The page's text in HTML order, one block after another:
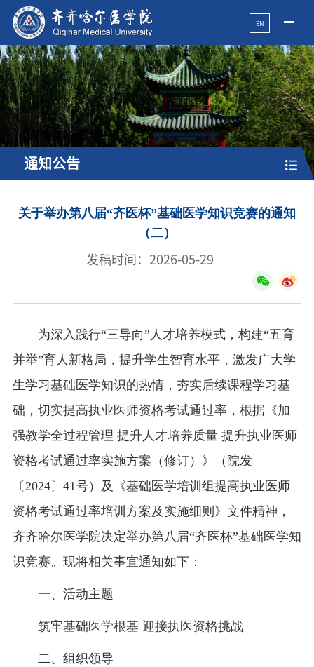
EN
通知公告
关于举办第八届“齐医杯”基础医学知识竞赛的通知
（二）
发稿时间：2026-05-29
为深入践行“三导向”人才培养模式，构建“五育
并举”育人新格局，提升学生智育水平，激发广大学
生学习基础医学知识的热情，夯实后续课程学习基
础，切实提高执业医师资格考试通过率，根据《加
强教学全过程管理 提升人才培养质量 提升执业医师
资格考试通过率实施方案（修订）》（院发
〔2024〕41号）及《基础医学培训组提高执业医师
资格考试通过率培训方案及实施细则》文件精神，
齐齐哈尔医学院决定举办第八届“齐医杯”基础医学知
识竞赛。现将相关事宜通知如下：
一、活动主题
筑牢基础医学根基 迎接执医资格挑战
二、组织领导